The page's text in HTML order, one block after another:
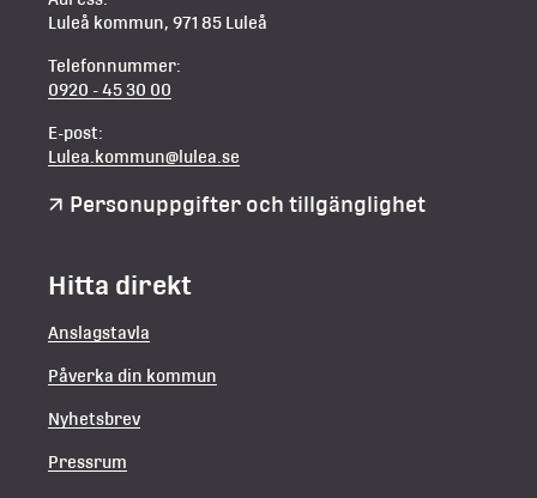
Luleå kommun, 971 85 Luleå
Telefonnummer:
0920 - 45 30 00
E-post:
Lulea.kommun@lulea.se
Personuppgifter och tillgänglighet
Hitta direkt
Anslagstavla
Påverka din kommun
Nyhetsbrev
Pressrum